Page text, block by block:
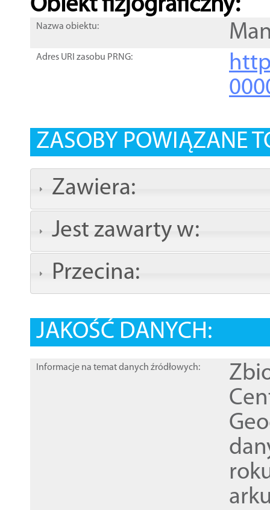
Obiekt fizjograficzny:
Nazwa obiektu:
Adres URI zasobu PRNG:
ZASOBY POWIĄZANE
Zawiera:
Jest zawarty w:
Przecina:
JAKOŚĆ DANYCH:
Informacje na temat danych źródłowych: